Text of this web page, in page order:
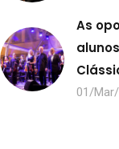
As
01/Mar/